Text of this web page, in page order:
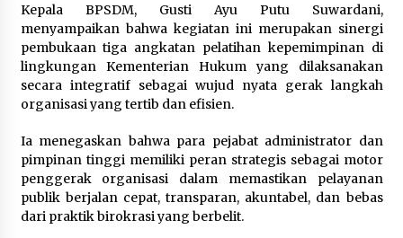
6 Agustus 2026
Jaga Kebugaran Petugas, Lapas
Kelas I Tangerang Gelar Cek
Kesehatan Gratis dan Skrining TB
6 Agustus 2026
Kemenkum Malut Dorong
Perlindungan Hak Cipta Musik di Era
Digital, Sosialisasikan Pencatatan
Kepala BPSDM, Gusti Ayu Putu Suwardani,
menyampaikan bahwa kegiatan ini merupakan sinergi
pembukaan tiga angkatan pelatihan kepemimpinan di
lingkungan Kementerian Hukum yang dilaksanakan
secara integratif sebagai wujud nyata gerak langkah
organisasi yang tertib dan efisien.
Ia menegaskan bahwa para pejabat administrator dan
pimpinan tinggi memiliki peran strategis sebagai motor
penggerak organisasi dalam memastikan pelayanan
publik berjalan cepat, transparan, akuntabel, dan bebas
dari praktik birokrasi yang berbelit.